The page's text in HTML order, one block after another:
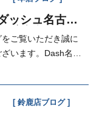
ッシュ名古屋
ご覧いただき誠に
います。Dash名古
鈴鹿店ブログ